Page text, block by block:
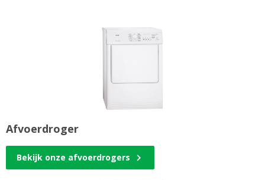
Afvoerdroger
Bekijk onze afvoerdrogers